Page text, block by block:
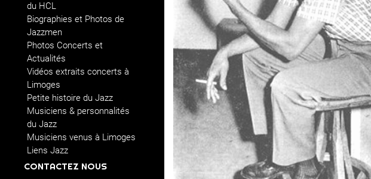
du HCL
Biographies et Photos de
Jazzmen
Photos Concerts et
Actualités
Vidéos extraits concerts à
Limoges
Petite histoire du Jazz
Musiciens & personnalités
du Jazz
Musiciens venus à Limoges
Liens Jazz
CONTACTEZ NOUS